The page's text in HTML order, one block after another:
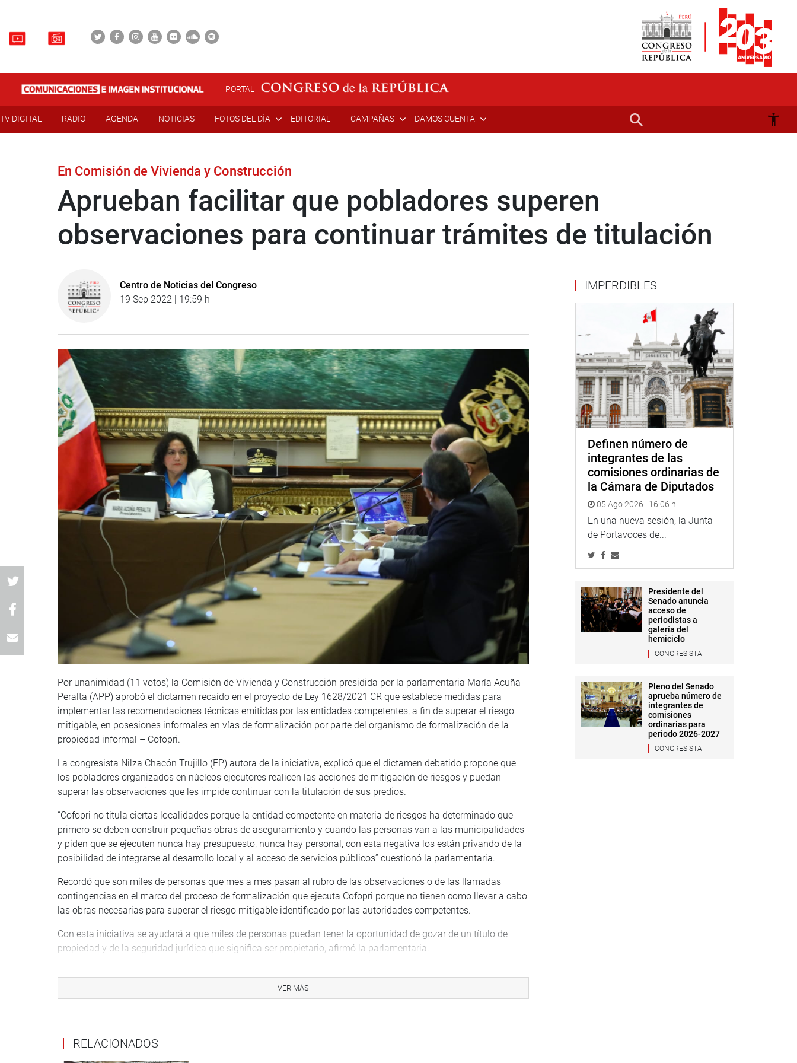
PORTAL
TV DIGITAL RADIO AGENDA NOTICIAS FOTOS DEL DÍA EDITORIAL CAMPAÑAS DAMOS CUENTA
En Comisión de Vivienda y Construcción
Aprueban facilitar que pobladores superen
observaciones para continuar trámites de titulación
Centro de Noticias del Congreso
19 Sep 2022 | 19:59 h
Por unanimidad (11 votos) la Comisión de Vivienda y Construcción presidida por la parlamentaria María Acuña
Peralta (APP) aprobó el dictamen recaído en el proyecto de Ley 1628/2021 CR que establece medidas para
implementar las recomendaciones técnicas emitidas por las entidades competentes, a fin de superar el riesgo
mitigable, en posesiones informales en vías de formalización por parte del organismo de formalización de la
propiedad informal – Cofopri.
La congresista Nilza Chacón Trujillo (FP) autora de la iniciativa, explicó que el dictamen debatido propone que
los pobladores organizados en núcleos ejecutores realicen las acciones de mitigación de riesgos y puedan
superar las observaciones que les impide continuar con la titulación de sus predios.
“Cofopri no titula ciertas localidades porque la entidad competente en materia de riesgos ha determinado que
primero se deben construir pequeñas obras de aseguramiento y cuando las personas van a las municipalidades
y piden que se ejecuten nunca hay presupuesto, nunca hay personal, con esta negativa los están privando de la
posibilidad de integrarse al desarrollo local y al acceso de servicios públicos” cuestionó la parlamentaria.
Recordó que son miles de personas que mes a mes pasan al rubro de las observaciones o de las llamadas
contingencias en el marco del proceso de formalización que ejecuta Cofopri porque no tienen como llevar a cabo
las obras necesarias para superar el riesgo mitigable identificado por las autoridades competentes.
Con esta iniciativa se ayudará a que miles de personas puedan tener la oportunidad de gozar de un título de
propiedad y de la seguridad jurídica que significa ser propietario, afirmó la parlamentaria.
Adalberto Seminario Méndez, quien informó sobre el PL 2567/2021-PE que declara de necesidad pública la
expropiación de bienes inmuebles que afectan la ejecución del Proyecto de “Creación de la Infraestructura Vial de
Al respecto, la presidenta de la comisión, María Acuña Peralta, consideró necesario tener en consideración en
este tipo de iniciativas a los terrenos que son saneados debido a que cuando no lo están surgen problemas en la
VER MÁS
RELACIONADOS
IMPERDIBLES
Definen número de
integrantes de las
comisiones ordinarias de
la Cámara de Diputados
05 Ago 2026 | 16:06 h
En una nueva sesión, la Junta
de Portavoces de...
Presidente del
Senado anuncia
acceso de
periodistas a
galería del
hemiciclo
CONGRESISTA
Pleno del Senado
aprueba número de
integrantes de
comisiones
ordinarias para
periodo 2026-2027
CONGRESISTA